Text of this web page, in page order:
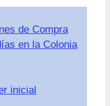
de Compra
en la Colonia
inicial